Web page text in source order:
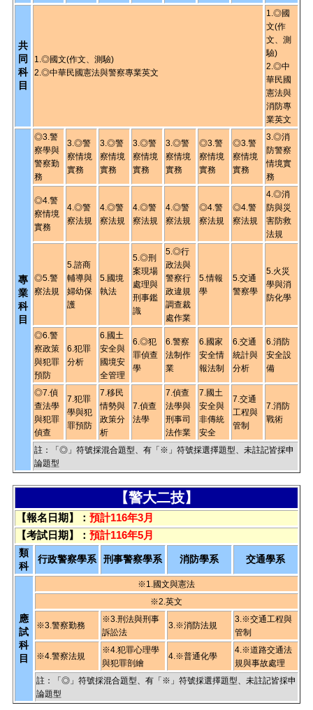
共
同
科
目
1.◎國文(作文、測驗)
2.◎中華民國憲法與警察專業英文
1.◎國
文(作
文、測
驗)
2.◎中
華民國
憲法與
消防專
業英文
專
業
科
目
◎3.警
察學與
警察勤
務
3.◎警
察情境
實務
3.◎警
察情境
實務
3.◎警
察情境
實務
3.◎警
察情境
實務
◎3.警
察情境
實務
◎3.警
察情境
實務
3.◎消
防警察
情境實
務
◎4.警
察情境
實務
4.◎警
察法規
4.◎警
察法規
4.◎警
察法規
4.◎警
察法規
◎4.警
察法規
◎4.警
察法規
4.◎消
防與災
害防救
法規
◎5.警
察法規
5.諮商
輔導與
婦幼保
護
5.國境
執法
5.◎刑
案現場
處理與
刑事鑑
識
5.◎行
政法與
警察行
政違規
調查裁
處作業
5.情報
學
5.交通
警察學
5.火災
學與消
防化學
◎6.警
察政策
與犯罪
預防
6.犯罪
分析
6.國土
安全與
國境安
全管理
6.◎犯
罪偵查
學
6.警察
法制作
業
6.國家
安全情
報法制
6.交通
統計與
分析
6.消防
安全設
備
◎7.偵
查法學
與犯罪
偵查
7.犯罪
學與犯
罪預防
7.移民
情勢與
政策分
析
7.偵查
法學
7.偵查
法學與
刑事司
法作業
7.國土
安全與
非傳統
安全
7.交通
工程與
管制
7.消防
戰術
註：「◎」符號採混合題型、有「※」符號採選擇題型、未註記皆採申
論題型
【警大二技】
【報名日期】： 預計116年3月
【考試日期】： 預計116年5月
類
科
行政警察學系 刑事警察學系 消防學系 交通學系
應
試
科
目
※1.國文與憲法
※2.英文
※3.警察勤務
※3.刑法與刑事
訴訟法
3.※消防法規
3.※交通工程與
管制
※4.警察法規
※4.犯罪心理學
與犯罪剖繪
4.※普通化學
4.※道路交通法
規與事故處理
註：「◎」符號採混合題型、有「※」符號採選擇題型、未註記皆採申
論題型